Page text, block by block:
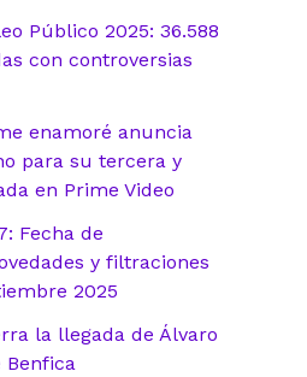
Público 2025: 36.588
con controversias
enamoré anuncia
para su tercera y
en Prime Video
Fecha de
y filtraciones
2025
la llegada de Álvaro
Benfica